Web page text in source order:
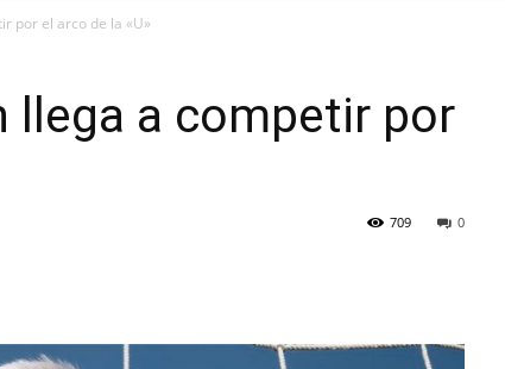
por el arco de la «U»
llega a competir por
0
709